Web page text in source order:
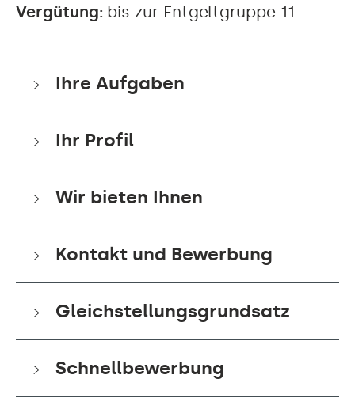
Vergütung: bis zur Entgeltgruppe 11
Ihre Aufgaben
Ihr Profil
Wir bieten Ihnen
Kontakt und Bewerbung
Gleichstellungsgrundsatz
Schnellbewerbung